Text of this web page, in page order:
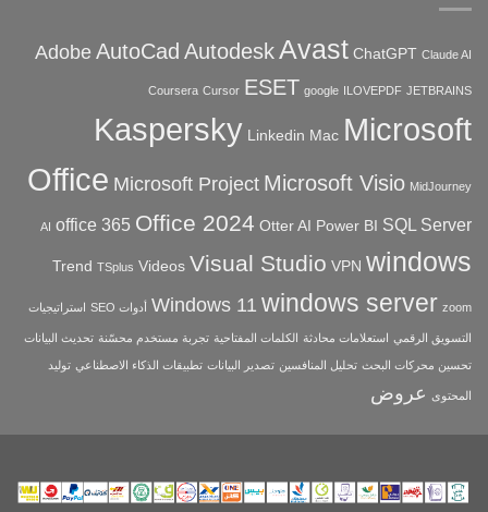
Adobe AutoCad AutodeskAvast ChatGPT Claude AI
Coursera Cursor ESET google ILOVEPDF JETBRAINS
Kaspersky Linkedin Mac Microsoft
Office Microsoft Project Microsoft Visio MidJourney
AI office 365 Office 2024 Otter AI Power BI SQL Server
Trend TSplus Videos Visual Studio VPN windows
Windows 11 windows server zoom أدوات SEO استراتيجيات
التسويق الرقمي استعلامات محادثة الكلمات المفتاحية تجربة مستخدم محسّنة تحديث البيانات
تحسين محركات البحث تحليل المنافسين تصدير البيانات تطبيقات الذكاء الاصطناعي توليد
المحتوى عروض